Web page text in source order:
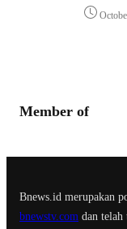
Member of
Bnews.id merupakan
bnewstv.com dan telah